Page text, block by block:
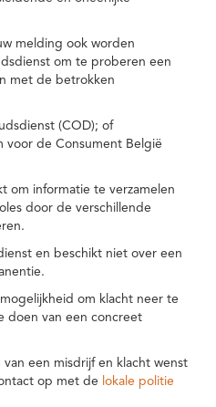
melding ook worden
om te proberen een
met de betrokken
(COD); of
voor de Consument België
om informatie te verzamelen
door de verschillende
en beschikt niet over een
om klacht neer te
doen van een concreet
een misdrijf en klacht wenst
op met de lokale politie